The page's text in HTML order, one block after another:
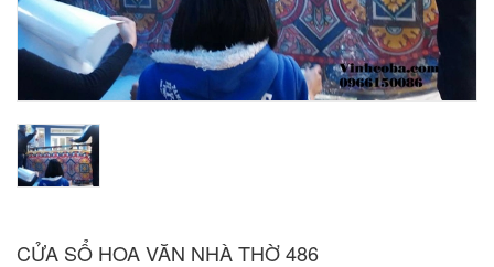
CỬA SỔ HOA VĂN NHÀ THỜ 486